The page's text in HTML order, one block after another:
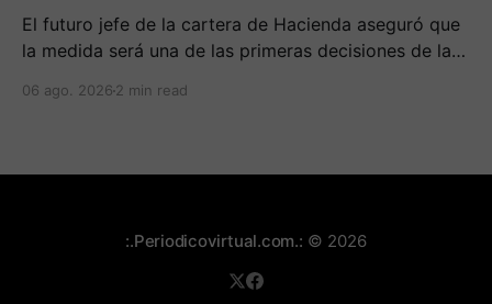
El futuro jefe de la cartera de Hacienda aseguró que
la medida será una de las primeras decisiones de la
agosto.
06 ago. 2026 2 min read
:.Periodicovirtual.com.: © 2026